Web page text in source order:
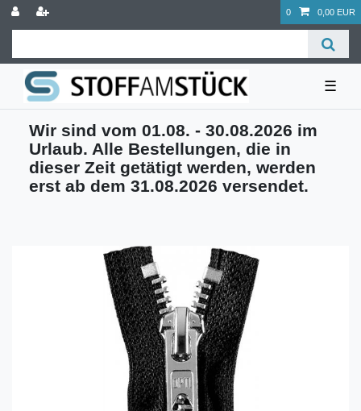
0 0,00 EUR
☰
Wir sind vom 01.08. - 30.08.2026 im
Urlaub. Alle Bestellungen, die in
dieser Zeit getätigt werden, werden
erst ab dem 31.08.2026 versendet.